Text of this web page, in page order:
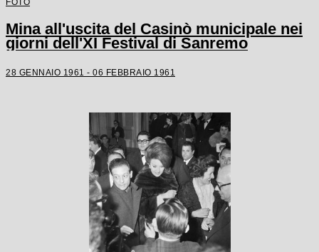
Mina all'uscita del Casinò municipale nei
giorni dell'XI Festival di Sanremo
28 GENNAIO 1961 - 06 FEBBRAIO 1961